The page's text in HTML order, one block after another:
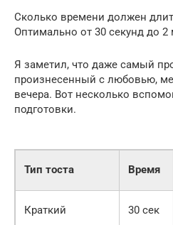
Сколько времени должен
Оптимально от 30 секунд до 2
Я заметил, что даже самый
произнесенный с любовью,
вечера. Вот несколько
подготовки.
Тип тоста Время
Краткий 30 сек